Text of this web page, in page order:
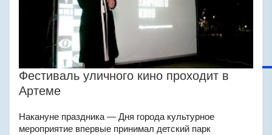
Фестиваль уличного кино проходит в
Артеме
Накануне праздника — Дня города культурное
мероприятие впервые принимал детский парк